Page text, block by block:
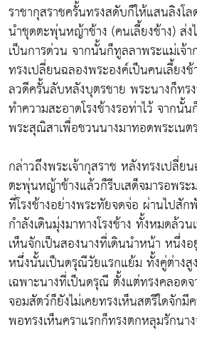
ราชากุสราชครั้นทรงสดับก็ให้แสนลิงโ
นำชุดตะพุ่นหญ้าช้าง (คนเลี้ยงช้าง) ส่
เป็นการด่วน จากนั้นก็ทูลลาพระแม่เจ้
ทรงเปลี่ยนฉลองพระองค์เป็นคนเลี้ยง
ลวดีครั้นลับหลังบุตรชาย พระนางก็ทร
ทำความสะอาดโรงช้างรอท่าไว้ จากนั้
พระสุณิสาเพื่อชวนนางมาทอดพระเนต
กล่าวถึงพระเจ้ากุสราช หลังทรงเปลี่ย
ตะพุ่นหญ้าช้างแล้วก็รีบเสด็จมารอพระ
ที่โรงช้างอย่างพระทัยจดจ่อ ผ่านไปสั
กำลังเดินมุ่งมาทางโรงช้าง ทั้งหมดล้ว
เห็นจักเป็นสองนางที่เดินนำหน้า หนึ่ง
หนึ่งนั้นเป็นดรุณีวัยแรกแย้ม ทั้งคู่ต่างสู
เฉพาะนางที่เป็นดรุณี ตั้งแต่ทรงคลอด
จอมสัตว์ก็ยังไม่เคยทรงเห็นสตรีใดจัก
พอทรงเห็นคราแรกก็ทรงตกหลุมรักน